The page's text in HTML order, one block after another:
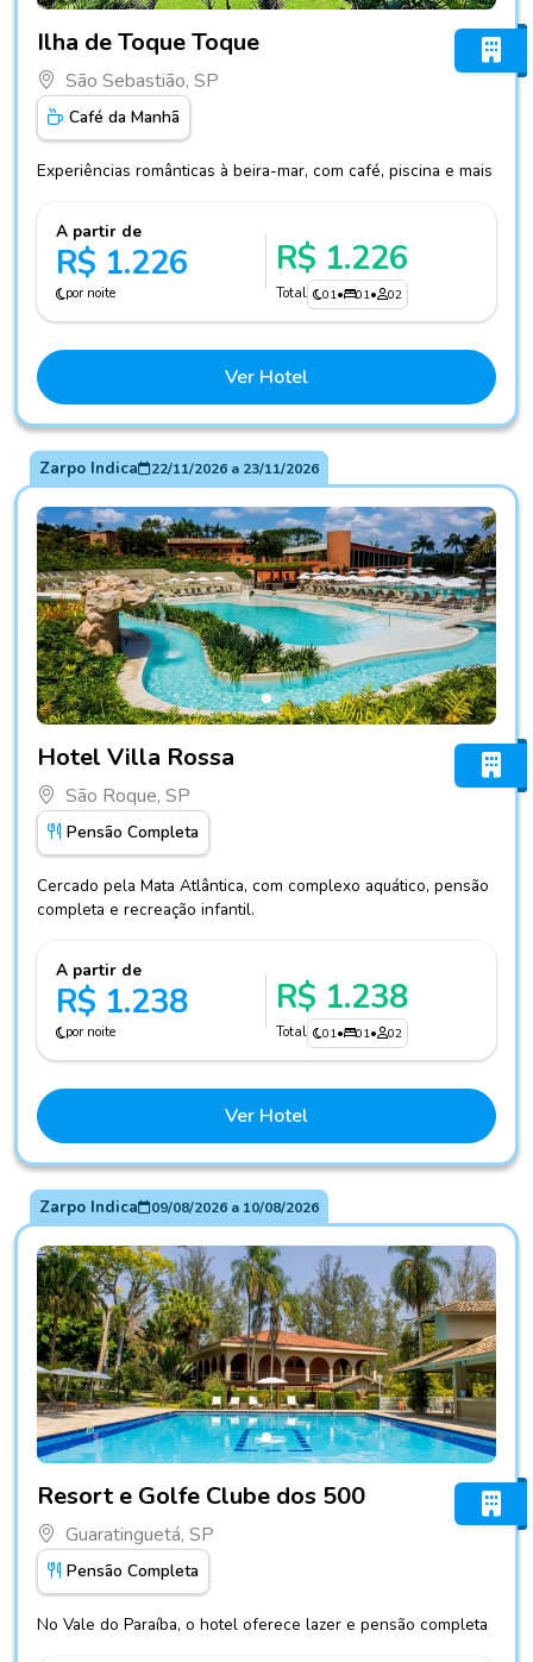
Ilha de Toque Toque
São Sebastião, SP
Café da Manhã
Experiências românticas à beira-mar, com café, piscina e mais
A partir de
R$ 1.226
por noite
R$ 1.226
Total 01• 01• 02
Ver Hotel
Zarpo Indica 22/11/2026a 23/11/2026
Hotel Villa Rossa
São Roque, SP
Pensão Completa
Cercado pela Mata Atlântica, com complexo aquático, pensão
completa e recreação infantil.
A partir de
R$ 1.238
por noite
R$ 1.238
Total 01• 01• 02
Ver Hotel
Zarpo Indica 09/08/2026a 10/08/2026
Resort e Golfe Clube dos 500
Guaratinguetá, SP
Pensão Completa
No Vale do Paraíba, o hotel oferece lazer e pensão completa